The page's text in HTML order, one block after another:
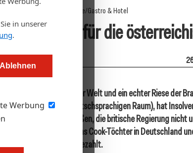
in unserer
.
Ablehnen
Werbung
Startseite/Gastro & Hotel
die Folgen für die
Reiseveranstalter der Welt und ein echter Riese der
sehr aktiv auch im deutschsprachigen Raum), hat
mehr Geld vorschießen, die britische Regierung nicht
sind auch die Thomas Cook-Töchter in Deutschland
vorerst nicht mehr bezahlt.